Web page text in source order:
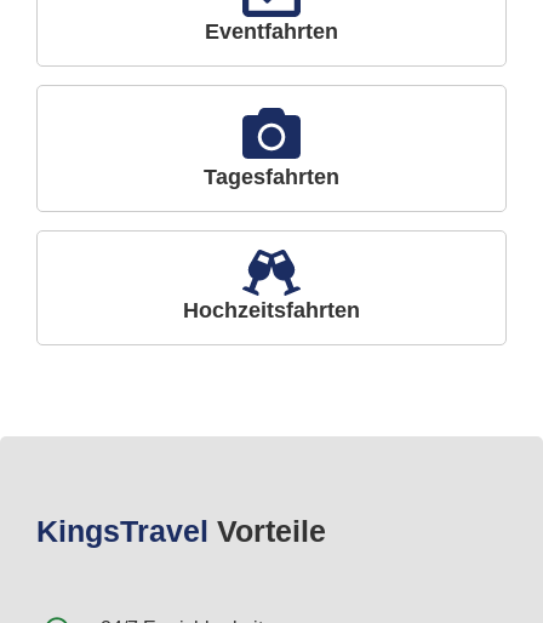
Eventfahrten
Tagesfahrten
Hochzeitsfahrten
KingsTravel Vorteile